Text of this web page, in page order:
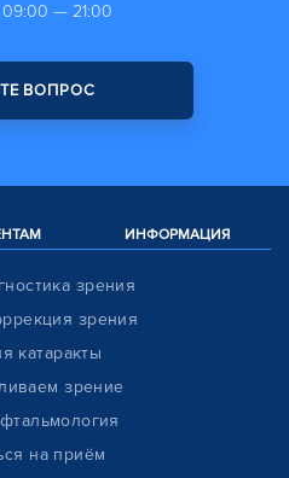
09:00 — 21:00
ВОПРОС
ИНФОРМАЦИЯ
зрения
зрения
катаракты
зрение
на приём